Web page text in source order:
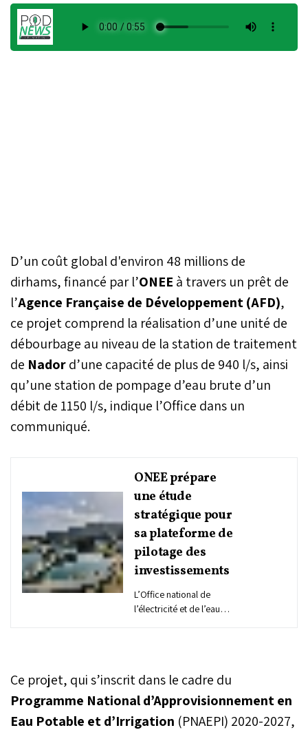
D’un coût global d'environ 48 millions de
dirhams, financé par l’ONEE à travers un prêt de
l’Agence Française de Développement (AFD),
ce projet comprend la réalisation d’une unité de
débourbage au niveau de la station de traitement
de Nadord’une capacité de plus de 940 l/s, ainsi
qu’une station de pompage d’eau brute d’un
débit de 1150 l/s, indique l’Office dans un
communiqué.
ONEE prépare
une étude
stratégique pour
sa plateforme de
pilotage des
investissements
L’Office national de
l’électricité et de l’eau
place d’une solution
digitale dédiée à la
programmation et au suivi
des investissements.
Ce projet, qui s’inscrit dans le cadre du
Programme National d’Approvisionnement en
Eau Potable et d’Irrigation (PNAEPI) 2020-2027,